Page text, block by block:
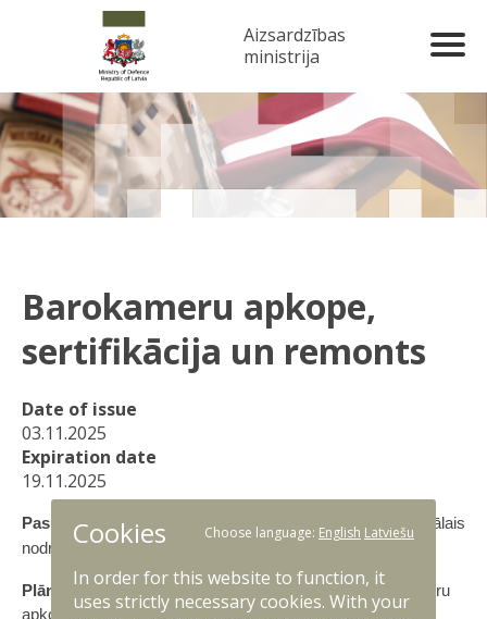
Aizsardzības
ministrija
Barokameru apkope,
sertifikācija un remonts
Date of issue
03.11.2025
Expiration date
19.11.2025
Pasūtītājs:
Nodrošinājuma pavēlniecības 1.Reģionālais
nodrošinājuma centrs
Plānotās iepirkumu procedūras nosaukums
Barokameru
apkope, sertifikācija un remonts
Cookies Choose language: English Latviešu
In order for this website to function, it
uses strictly necessary cookies. With your